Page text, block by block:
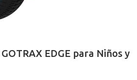
EDGE para Niños y